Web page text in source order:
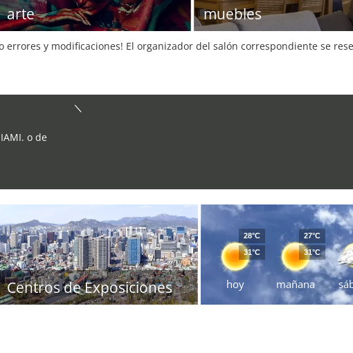
arte muebles
errores y modificaciones! El organizador del salón correspondiente se
o de
Centros de Exposiciones hoy
28°C
31°C
mañana
27°C
31°C